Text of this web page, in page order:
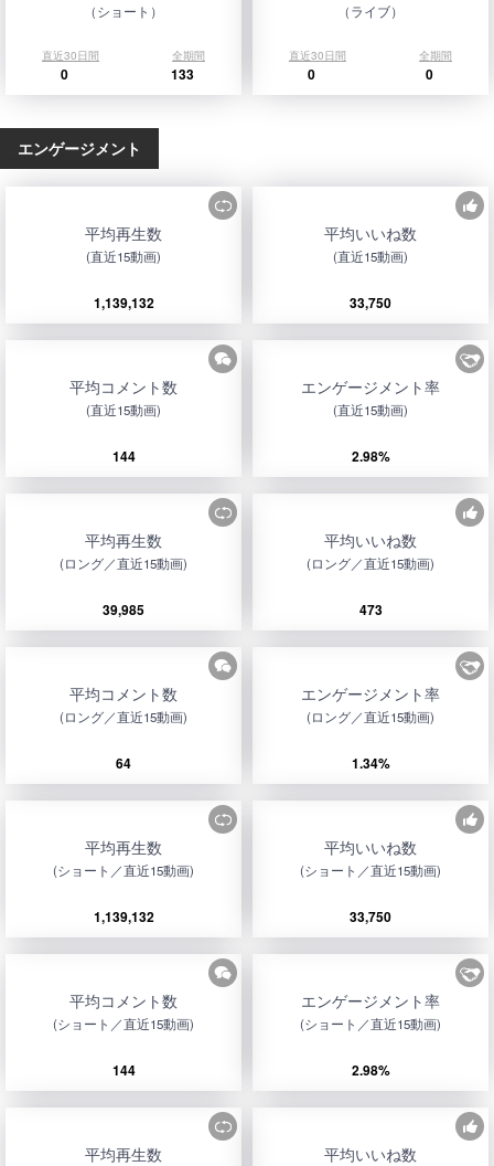
（ショート）
直近30日間 全期間
0 133
（ライブ）
直近30日間 全期間
0 0
エンゲージメント
平均再生数
(直近15動画)
1,139,132
平均いいね数
(直近15動画)
33,750
平均コメント数
(直近15動画)
144
エンゲージメント率
(直近15動画)
2.98%
平均再生数
(ロング／直近15動画)
39,985
平均いいね数
(ロング／直近15動画)
473
平均コメント数
(ロング／直近15動画)
64
エンゲージメント率
(ロング／直近15動画)
1.34%
平均再生数
(ショート／直近15動画)
1,139,132
平均いいね数
(ショート／直近15動画)
33,750
平均コメント数
(ショート／直近15動画)
144
エンゲージメント率
(ショート／直近15動画)
2.98%
平均再生数 平均いいね数